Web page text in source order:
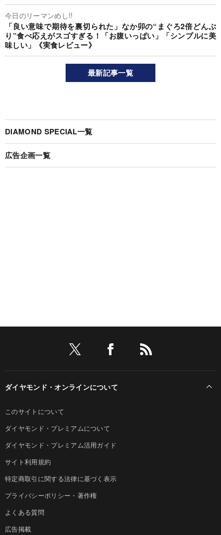
今日のリーマンめし!!
「良い意味で期待を裏切られた」なか卯の“まぐろ2倍どんぶ
り”食べ応えがスゴすぎる！「お腹いっぱい」「シンプルに美
味しい」《実食レビュー》
最新記事一覧
DIAMOND SPECIAL一覧
広告企画一覧
ダイヤモンド・オンラインについて
このサイトについて
ダイヤモンド・プレミアムについて
ダイヤモンド・プレミアム活用ガイド
サイト利用規約
特定商取引に関する法律に基づく表示
プライバシーポリシー・著作権
よくある質問
広告掲載